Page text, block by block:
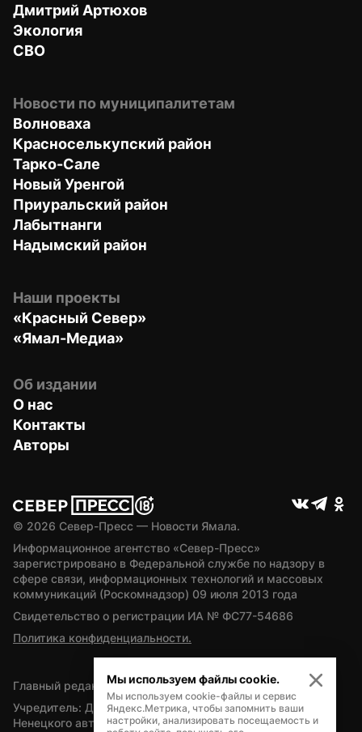
Дмитрий Артюхов
Экология
СВО
Новости по муниципалитетам
Волноваха
Красноселькупский район
Тарко-Сале
Новый Уренгой
Приуральский район
Лабытнанги
Надымский район
Наши проекты
«Красный Север»
«Ямал-Медиа»
Об издании
О нас
Контакты
Авторы
© 2026 Север-Пресс — Новости Ямала.
Информационное агентство «Север-Пресс»
зарегистрировано в Федеральной службе по надзору в
сфере связи, информационных технологий и массовых
коммуникаций (Роскомнадзор) 09 июля 2013 года
Свидетельство о регистрации ИА № ФС77-54686
Политика конфиденциальности.
Главный редактор — А.Л. Поздеев
Учредитель: Департамент внутренней политики Ямало-
Ненецкого автономного округа
Мы используем файлы cookie.
Мы используем cookie-файлы и сервис
Яндекс.Метрика, чтобы запомнить ваши
настройки, анализировать посещаемость и